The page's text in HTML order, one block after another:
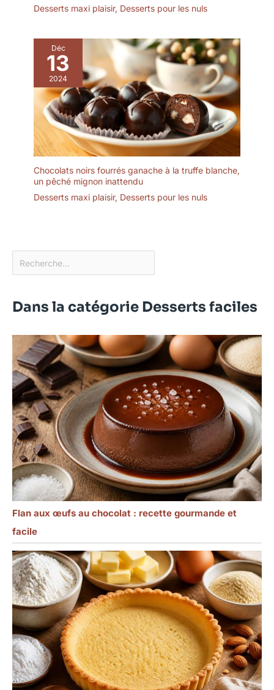
micro-ondes
Desserts maxi plaisir, Desserts pour les nuls
Déc
13
2024
Chocolats noirs fourrés ganache à la truffe blanche,
un pêché mignon inattendu
Desserts maxi plaisir, Desserts pour les nuls
Dans la catégorie Desserts faciles
Flan aux œufs au chocolat : recette gourmande et
facile